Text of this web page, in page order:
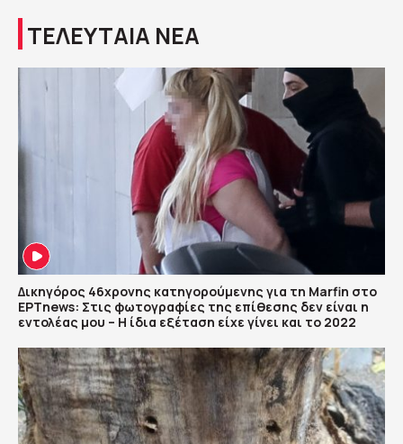
ΤΕΛΕΥΤΑΙΑ ΝΕΑ
Δικηγόρος 46χρονης κατηγορούμενης για τη Marfin στο
ΕΡΤnews: Στις φωτογραφίες της επίθεσης δεν είναι η
εντολέας μου – Η ίδια εξέταση είχε γίνει και το 2022